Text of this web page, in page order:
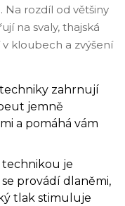
Na rozdíl od většiny
na svaly, thajská
kloubech a zvýšení
zahrnují
jemně
a pomáhá vám
je
provádí dlaněmi,
tlak stimuluje